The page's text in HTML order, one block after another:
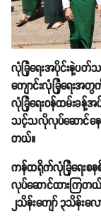
လုံခြုံရေးအပိုင်းနဲ့ပတ်
ကျောင်းလုံခြုံရေးအတွ
လုံခြုံရေးဝန်ထမ်းခန့်
သင့်သလိုလုပ်ဆောင်နေ
တယ်။
ကန်ထရိုက်လုံခြုံရေးစ
လုပ်ဆောင်ထားကြတ
၂သိန်းကျော် ၃သိန်း